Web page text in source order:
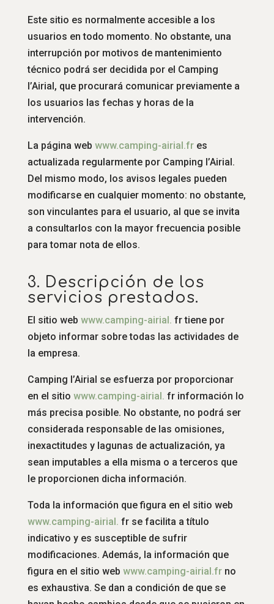
Este sitio es normalmente accesible a los
usuarios en todo momento. No obstante, una
interrupción por motivos de mantenimiento
técnico podrá ser decidida por el Camping
l’Airial, que procurará comunicar previamente a
los usuarios las fechas y horas de la
intervención.
La página web www.camping-airial.fres
actualizada regularmente por Camping l’Airial.
Del mismo modo, los avisos legales pueden
modificarse en cualquier momento: no obstante,
son vinculantes para el usuario, al que se invita
a consultarlos con la mayor frecuencia posible
para tomar nota de ellos.
3. Descripción de los
servicios prestados.
El sitio web www.camping-airial. fr tiene por
objeto informar sobre todas las actividades de
la empresa.
Camping l’Airial se esfuerza por proporcionar
en el sitio www.camping-airial. fr información lo
más precisa posible. No obstante, no podrá ser
considerada responsable de las omisiones,
inexactitudes y lagunas de actualización, ya
sean imputables a ella misma o a terceros que
le proporcionen dicha información.
Toda la información que figura en el sitio web
www.camping-airial. fr se facilita a título
indicativo y es susceptible de sufrir
modificaciones. Además, la información que
figura en el sitio web www.camping-airial.frno
es exhaustiva. Se dan a condición de que se